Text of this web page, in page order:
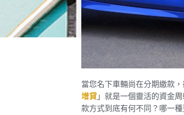
當您名下車輛尚在分期繳款
增貸」就是一個靈活的資金
款方式到底有何不同？哪一